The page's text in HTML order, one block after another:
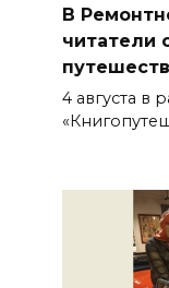
В
читатели
4 августа в